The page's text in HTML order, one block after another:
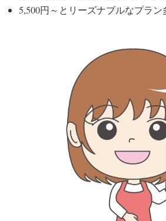
5,500円～とリーズナブルなプラン